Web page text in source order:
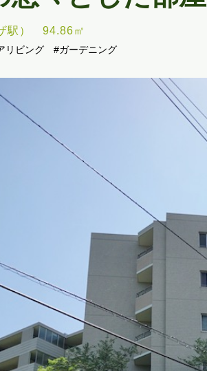
駅） 94.86㎡
リビング #ガーデニング